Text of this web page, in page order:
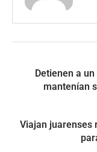
Detienen a
mantenían
Viajan juarenses